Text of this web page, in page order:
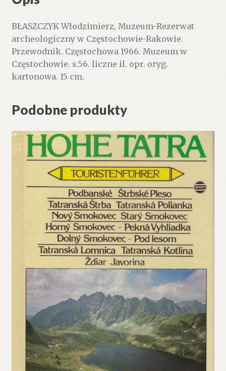
BŁASZCZYK Włodzimierz, Muzeum-Rezerwat
archeologiczny w Częstochowie-Rakowie.
Przewodnik. Częstochowa 1966. Muzeum w
Częstochowie. s.56. liczne il. opr. oryg.
kartonowa. 15 cm.
Podobne produkty